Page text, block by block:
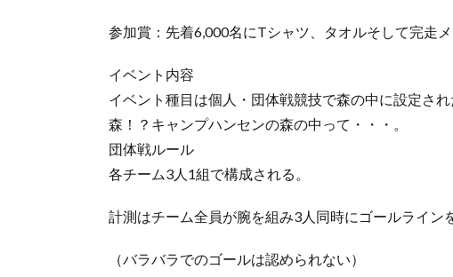
参加賞：先着6,000名にTシャツ、タオルそして完走メ
イベント内容
イベント種目は個人・団体戦競技で森の中に設定さ
森！？キャンプハンセンの森の中って・・・。
団体戦ルール
各チーム3人1組で構成される。
計測はチーム全員が腕を組み3人同時にゴールライン
（バラバラでのゴールは認められない）